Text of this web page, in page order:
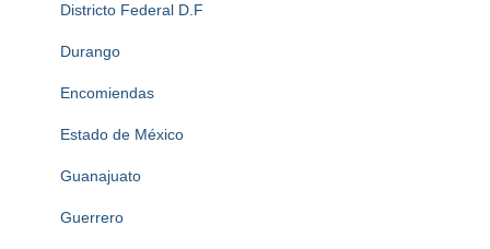
Districto Federal D.F
Durango
Encomiendas
Estado de México
Guanajuato
Guerrero